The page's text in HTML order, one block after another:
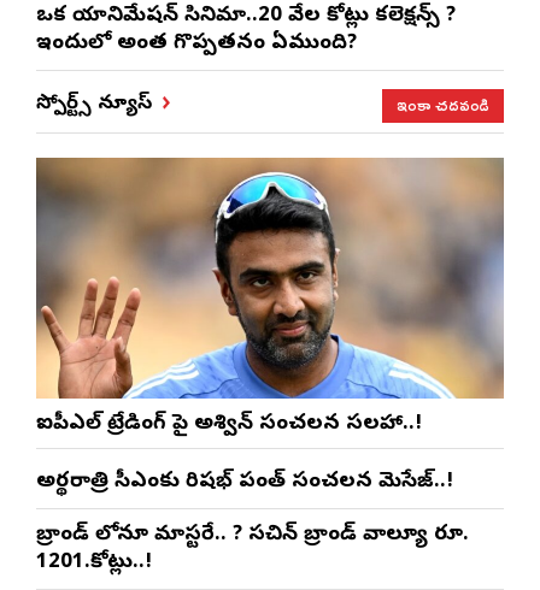
ఒక యానిమేషన్ సినిమా..20 వేల కోట్లు కలెక్షన్స్ ?
ఇందులో అంత గొప్పతనం ఏముంది?
స్పోర్ట్స్ న్యూస్ ఇంకా చదవండి
ఐపీఎల్ ట్రేడింగ్ పై అశ్విన్ సంచలన సలహా..!
అర్థరాత్రి సీఎంకు రిషభ్ పంత్ సంచలన మెసేజ్..!
బ్రాండ్ లోనూ మాస్టరే.. ? సచిన్ బ్రాండ్ వాల్యూ రూ.
1201.కోట్లు..!